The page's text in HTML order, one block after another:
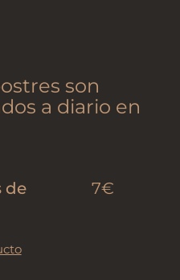
son
a diario en
de
7€